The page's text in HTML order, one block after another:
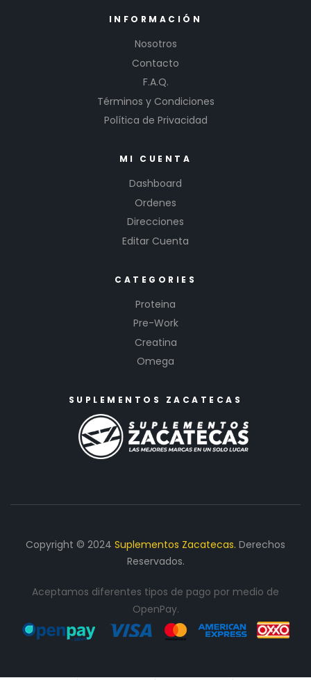
INFORMACIÓN
Nosotros
Contacto
F.A.Q.
Términos y Condiciones
Política de Privacidad
MI CUENTA
Dashboard
Ordenes
Direcciones
Editar Cuenta
CATEGORIES
Proteina
Pre-Work
Creatina
Omega
SUPLEMENTOS ZACATECAS
Copyright © 2024 Suplementos Zacatecas. Derechos
Reservados.
Aceptamos diferentes tipos de pago por medio de
OpenPay.